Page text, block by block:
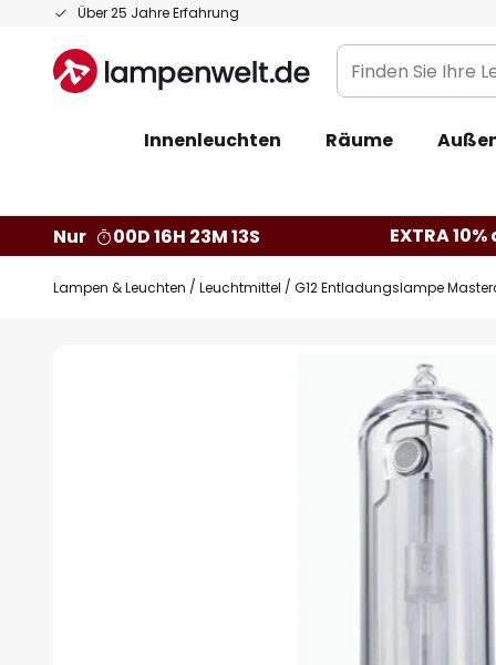
Über 25 Jahre Erfahrung
Zum
springen
Finden
Sie
Leuchte...
Innenleuchten Räume
Nur
00D 16H 23M 12S EXTRA
Lampen & Leuchten Leuchtmittel G12 Entladungslampe